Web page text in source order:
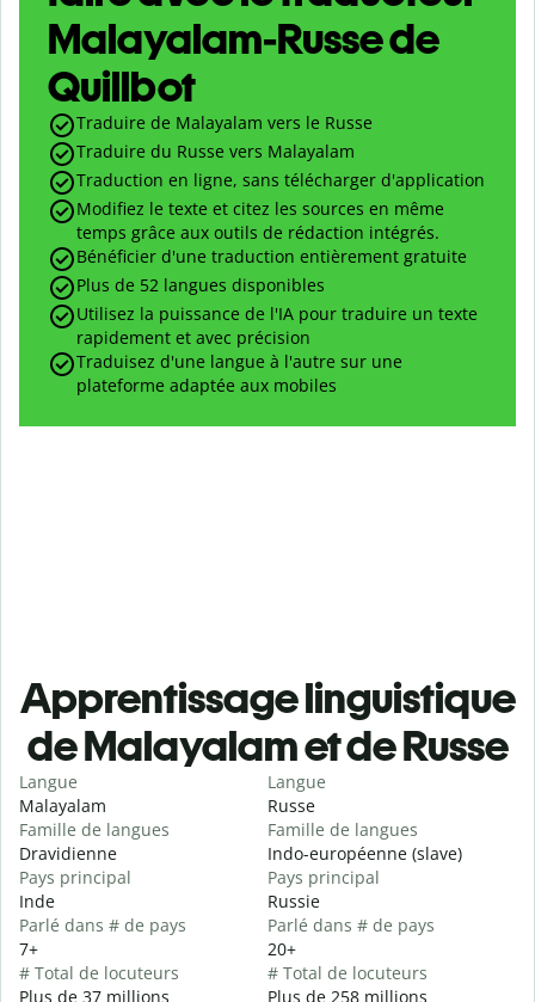
Malayalam-Russe de
Quillbot
Traduire de Malayalam vers le Russe
Traduire du Russe vers Malayalam
Traduction en ligne, sans télécharger d'application
Modifiez le texte et citez les sources en même
temps grâce aux outils de rédaction intégrés.
Bénéficier d'une traduction entièrement gratuite
Plus de 52 langues disponibles
Utilisez la puissance de l'IA pour traduire un texte
rapidement et avec précision
Traduisez d'une langue à l'autre sur une
plateforme adaptée aux mobiles
Apprentissage linguistique
de Malayalam et de Russe
Langue
Malayalam
Famille de langues
Dravidienne
Pays principal
Inde
Parlé dans # de pays
7+
# Total de locuteurs
Plus de 37 millions
Langue
Russe
Famille de langues
Indo-européenne (slave)
Pays principal
Russie
Parlé dans # de pays
20+
# Total de locuteurs
Plus de 258 millions